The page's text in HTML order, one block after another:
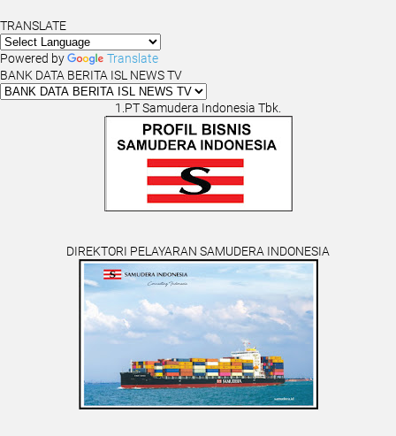
TRANSLATE
Powered by
Translate
BANK DATA BERITA ISL NEWS TV
1.PT Samudera Indonesia Tbk.
DIREKTORI PELAYARAN SAMUDERA INDONESIA